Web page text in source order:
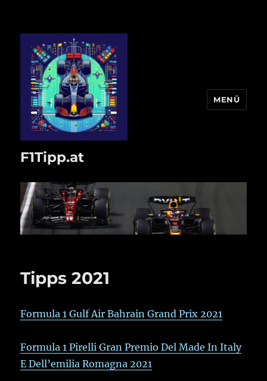
F1Tipp.at
MENÜ
Tipps 2021
Formula 1 Gulf Air Bahrain Grand Prix 2021
Formula 1 Pirelli Gran Premio Del Made In Italy
E Dell’emilia Romagna 2021